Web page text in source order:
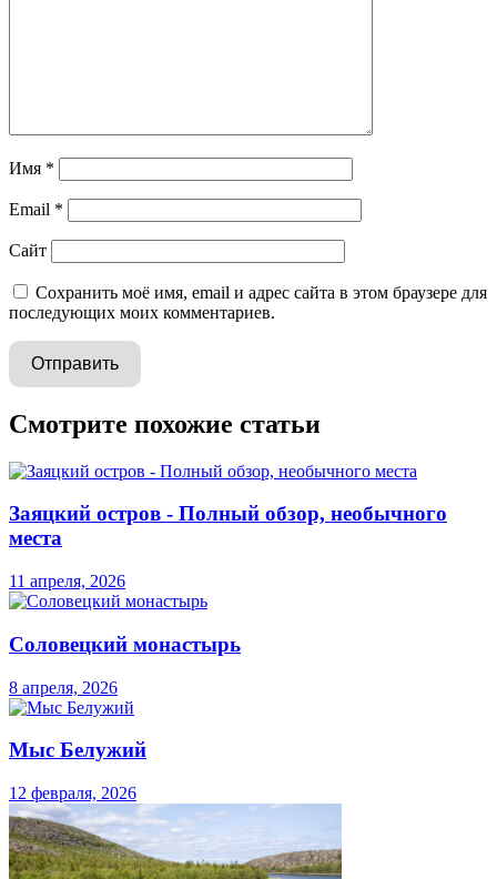
Имя *
Email *
Сайт
Сохранить моё имя, email и адрес сайта в этом браузере для
последующих моих комментариев.
Смотрите похожие статьи
Заяцкий остров - Полный обзор, необычного
места
11 апреля, 2026
Соловецкий монастырь
8 апреля, 2026
Мыс Белужий
12 февраля, 2026